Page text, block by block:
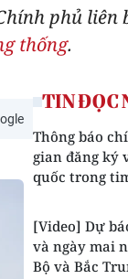
phủ liên
thống.
TIN ĐỌC
Thông báo
gian đăng ký
quốc trong
[Video] Dự
và ngày mai
Bộ và Bắc